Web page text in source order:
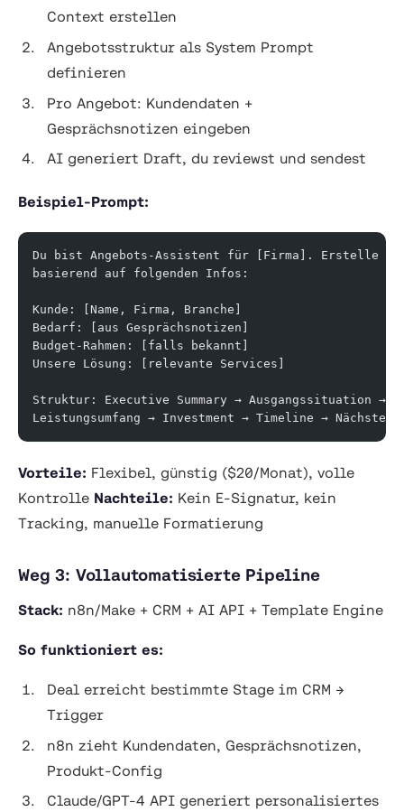
Context erstellen
Angebotsstruktur als System Prompt
definieren
Pro Angebot: Kundendaten +
Gesprächsnotizen eingeben
AI generiert Draft, du reviewst und sendest
Beispiel-Prompt:
Du bist Angebots-Assistent für [Firma]. Erstelle ein
basierend auf folgenden Infos:
Kunde: [Name, Firma, Branche]
Bedarf: [aus Gesprächsnotizen]
Budget-Rahmen: [falls bekannt]
Unsere Lösung: [relevante Services]
Struktur: Executive Summary → Ausgangssituation →
Leistungsumfang → Investment → Timeline → Nächste
Vorteile: Flexibel, günstig ($20/Monat), volle
Kontrolle Nachteile: Kein E-Signatur, kein
Tracking, manuelle Formatierung
Weg 3: Vollautomatisierte Pipeline
Stack: n8n/Make + CRM + AI API + Template Engine
So funktioniert es:
Deal erreicht bestimmte Stage im CRM →
Trigger
n8n zieht Kundendaten, Gesprächsnotizen,
Produkt-Config
Claude/GPT-4 API generiert personalisiertes